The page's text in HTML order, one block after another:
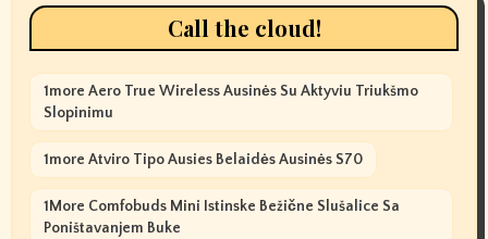
Call the cloud!
1more Aero True Wireless Ausinės Su Aktyviu Triukšmo
Slopinimu
1more Atviro Tipo Ausies Belaidės Ausinės S70
1More Comfobuds Mini Istinske Bežične Slušalice Sa
Poništavanjem Buke